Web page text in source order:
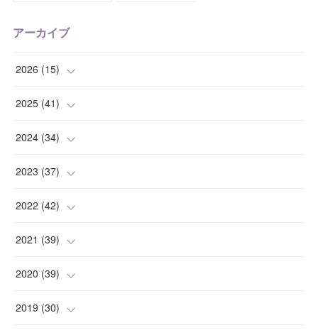
アーカイブ
2026 (15)
(1)
(2)
(2)
(1)
(2)
2025 (41)
(1)
(2)
(4)
(2)
(5)
2024 (34)
(3)
(2)
(2)
(4)
( 4)
2023 (37)
(4)
(3)
(2)
(5)
2022 (42)
(5)
(4)
(4)
2021 (39)
(4)
(4)
2020 (39)
(4)
2019 (30)